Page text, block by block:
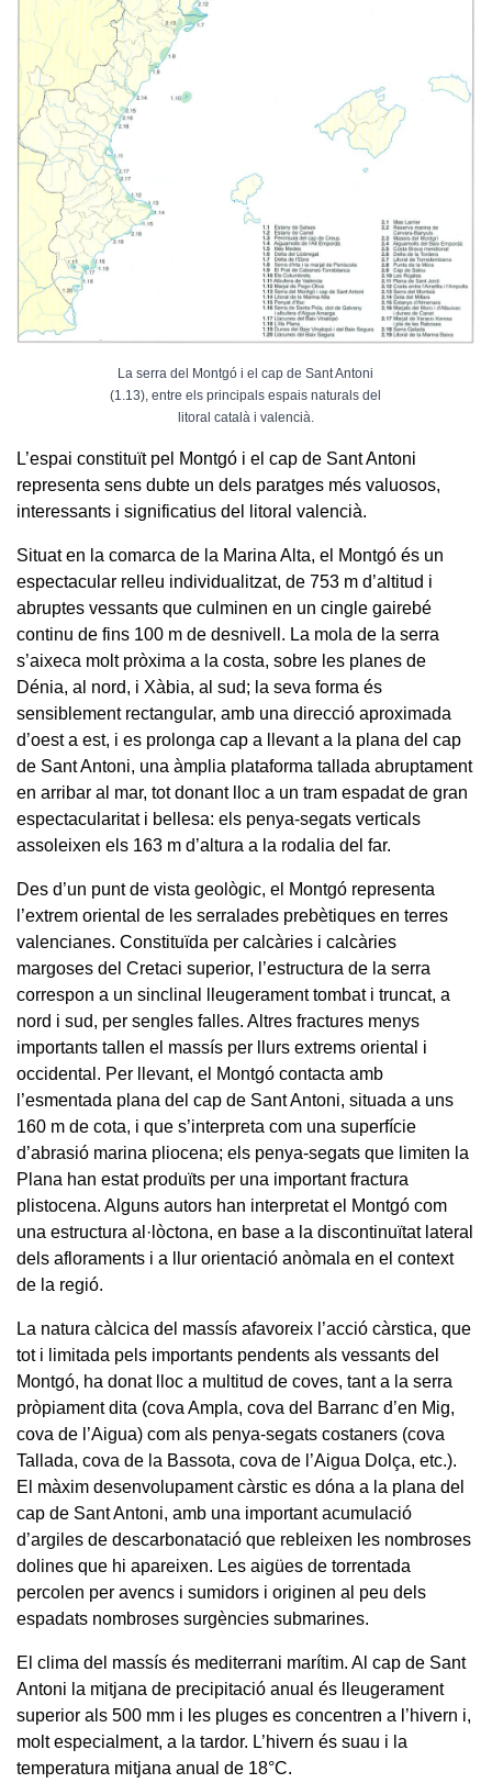
La serra del Montgó i el cap de Sant Antoni
(1.13), entre els principals espais naturals del
litoral català i valencià.
L’espai constituït pel Montgó i el cap de Sant Antoni
representa sens dubte un dels paratges més valuosos,
interessants i significatius del litoral valencià.
Situat en la comarca de la Marina Alta, el Montgó és un
espectacular relleu individualitzat, de 753 m d’altitud i
abruptes vessants que culminen en un cingle gairebé
continu de fins 100 m de desnivell. La mola de la serra
s’aixeca molt pròxima a la costa, sobre les planes de
Dénia, al nord, i Xàbia, al sud; la seva forma és
sensiblement rectangular, amb una direcció aproximada
d’oest a est, i es prolonga cap a llevant a la plana del cap
de Sant Antoni, una àmplia plataforma tallada abruptament
en arribar al mar, tot donant lloc a un tram espadat de gran
espectacularitat i bellesa: els penya-segats verticals
assoleixen els 163 m d’altura a la rodalia del far.
Des d’un punt de vista geològic, el Montgó representa
l’extrem oriental de les serralades prebètiques en terres
valencianes. Constituïda per calcàries i calcàries
margoses del Cretaci superior, l’estructura de la serra
correspon a un sinclinal lleugerament tombat i truncat, a
nord i sud, per sengles falles. Altres fractures menys
importants tallen el massís per llurs extrems oriental i
occidental. Per llevant, el Montgó contacta amb
l’esmentada plana del cap de Sant Antoni, situada a uns
160 m de cota, i que s’interpreta com una superfície
d’abrasió marina pliocena; els penya-segats que limiten la
Plana han estat produïts per una important fractura
plistocena. Alguns autors han interpretat el Montgó com
una estructura al·lòctona, en base a la discontinuïtat lateral
dels afloraments i a llur orientació anòmala en el context
de la regió.
La natura càlcica del massís afavoreix l’acció càrstica, que
tot i limitada pels importants pendents als vessants del
Montgó, ha donat lloc a multitud de coves, tant a la serra
pròpiament dita (cova Ampla, cova del Barranc d’en Mig,
cova de l’Aigua) com als penya-segats costaners (cova
Tallada, cova de la Bassota, cova de l’Aigua Dolça, etc.).
El màxim desenvolupament càrstic es dóna a la plana del
cap de Sant Antoni, amb una important acumulació
d’argiles de descarbonatació que rebleixen les nombroses
dolines que hi apareixen. Les aigües de torrentada
percolen per avencs i sumidors i originen al peu dels
espadats nombroses surgències submarines.
El clima del massís és mediterrani marítim. Al cap de Sant
Antoni la mitjana de precipitació anual és lleugerament
superior als 500 mm i les pluges es concentren a l’hivern i,
molt especialment, a la tardor. L’hivern és suau i la
temperatura mitjana anual de 18°C.